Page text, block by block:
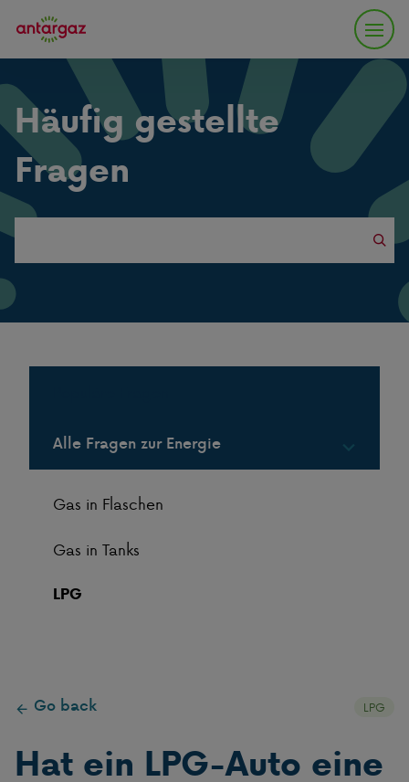
Häufig gestellte
Fragen
Alle Fragen zur Energie
Gas in Flaschen
Gas in Tanks
LPG
Go back LPG
Hat ein LPG-Auto eine